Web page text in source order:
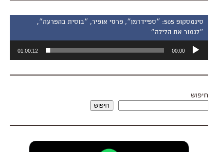
סינמסקופ 505: ״ספיידרמן״, פרסי אופיר, ״בוסית בהפרעה״,
״לגמור את הלילה״
אודיו
00:00
01:00:12
חיפוש
חיפוש